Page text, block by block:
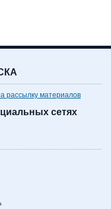
рассылку материалов
сетях